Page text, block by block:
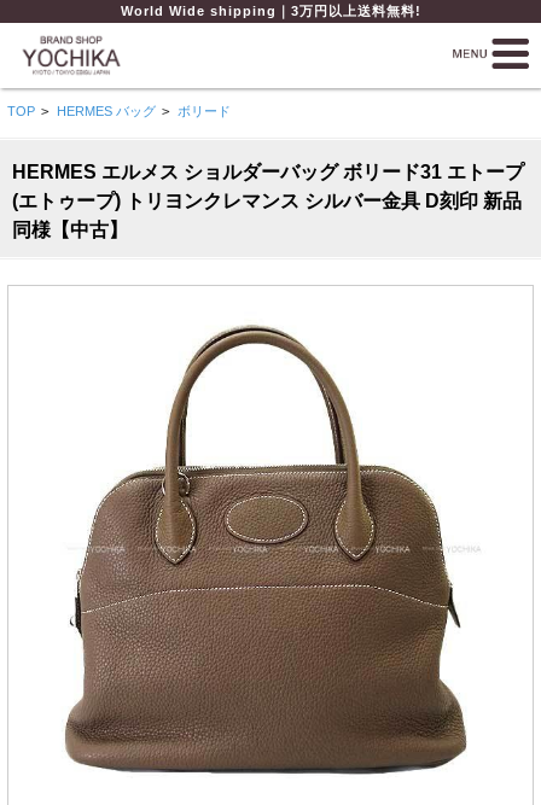
World Wide shipping｜3万円以上送料無料!
TOP > HERMES バッグ > ボリード
HERMES エルメス ショルダーバッグ ボリード31 エトープ
(エトゥープ) トリヨンクレマンス シルバー金具 D刻印 新品
同様【中古】